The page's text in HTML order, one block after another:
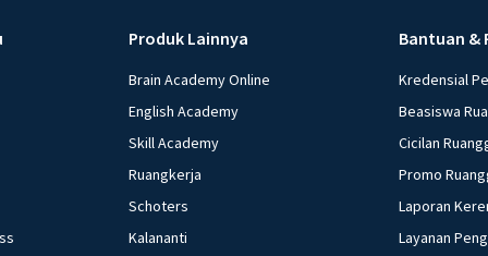
yang dilakukan
kebijakan
Menetapkan
minimum
Mengatur tingkat
beberapa
Menaikkan suku
harga. Yang
Produk Lainnya
Brain Academy Online
English Academy
Skill Academy
Ruangkerja
Schoters
Kalananti
Bantuan &
Kredensial
Beasiswa
Cicilan
Promo
Laporan
Layanan